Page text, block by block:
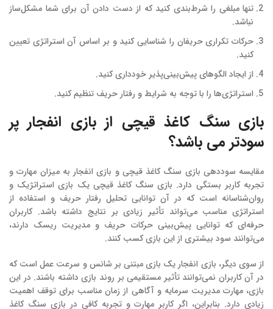
تنها مبلغی را شرط‌بندی کنید که از دست دادن آن برای شما مشکل‌ساز
نباشد.
حرکات تکراری حریفان را شناسایی کنید و بر اساس آن استراتژی تعیین
کنید.
از ایجاد الگوهای پیش‌بینی‌پذیر خودداری کنید.
استراتژی‌ها را با توجه به شرایط و رفتار حریف تنظیم کنید.
بازی سنگ کاغذ قیچی از بازی انفجار پر
سودتر می باشد؟
مقایسه سوددهی بازی سنگ کاغذ قیچی و بازی انفجار به میزان مهارت و
تجربه کاربر بستگی دارد. بازی سنگ کاغذ قیچی یک بازی استراتژیک و
روان‌شناسانه است که در آن توانایی تحلیل رفتار حریف و استفاده از
استراتژی مناسب می‌تواند تأثیر زیادی بر نتایج داشته باشد. کاربران
حرفه‌ای که توانایی پیش‌بینی حرکات حریف و مدیریت ریسک دارند،
می‌توانند سود بیشتری از این بازی کسب کنند.
از سوی دیگر، بازی انفجار یک بازی مبتنی بر شانس و سرعت عمل است که
در آن کاربران نمی‌توانند تأثیر مستقیمی بر روند بازی داشته باشند. در این
بازی، مهارت مدیریت سرمایه و آگاهی از زمان مناسب برای توقف اهمیت
زیادی دارد. بنابراین، اگر کاربر مهارت و تجربه کافی در بازی سنگ کاغذ